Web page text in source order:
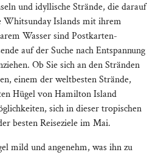
und idyllische Strände, die darauf
Whitsunday Islands mit ihrem
Wasser sind Postkarten-
auf der Suche nach Entspannung
Ob Sie sich an den Stränden
einem der weltbesten Strände,
Hügel von Hamilton Island
sich in dieser tropischen
besten Reiseziele im Mai.
mild und angenehm, was ihn zu